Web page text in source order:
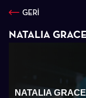
GERİ
NATALIA
NATALIA